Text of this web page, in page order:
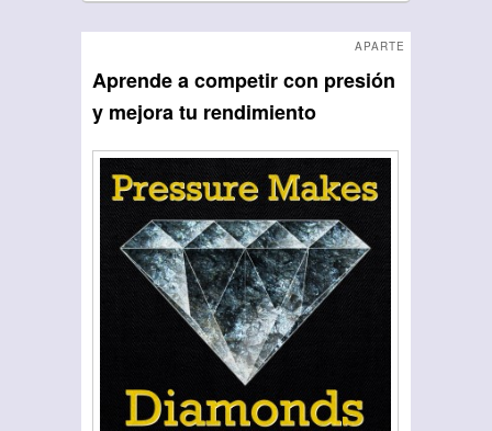
APARTE
Aprende a competir con presión
y mejora tu rendimiento